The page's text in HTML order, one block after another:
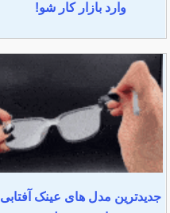
وارد بازار کار شو!
جدیدترین مدل های عینک آفتابی